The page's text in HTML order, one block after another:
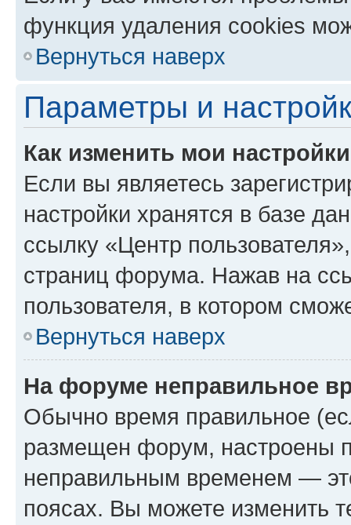
функция удаления cookies
Вернуться наверх
Параметры и
Как изменить мои
Если вы являетесь
настройки хранятся в базе
ссылку «Центр
страниц форума. Нажав на
пользователя, в котором
Вернуться наверх
На форуме неправильное
Обычно время правильное
размещен форум, настроены
неправильным временем —
поясах. Вы можете изменить